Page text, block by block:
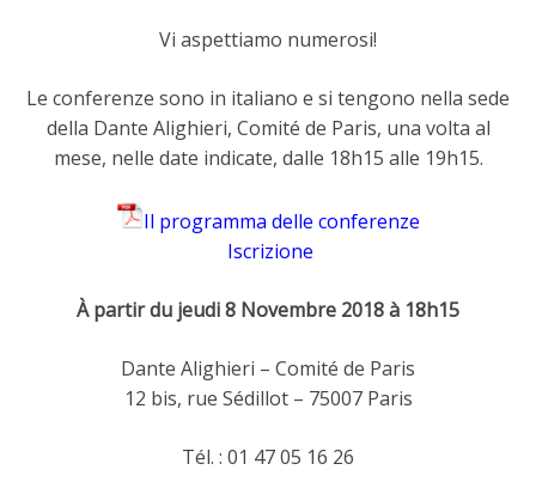
Vi aspettiamo numerosi!
Le conferenze sono in italiano e si tengono nella sede
della Dante Alighieri, Comité de Paris, una volta al
mese, nelle date indicate, dalle 18h15 alle 19h15.
Il programma delle conferenze
Iscrizione
À partir du jeudi 8 Novembre 2018 à 18h15
Dante Alighieri – Comité de Paris
12 bis, rue Sédillot – 75007 Paris
Tél. : 01 47 05 16 26